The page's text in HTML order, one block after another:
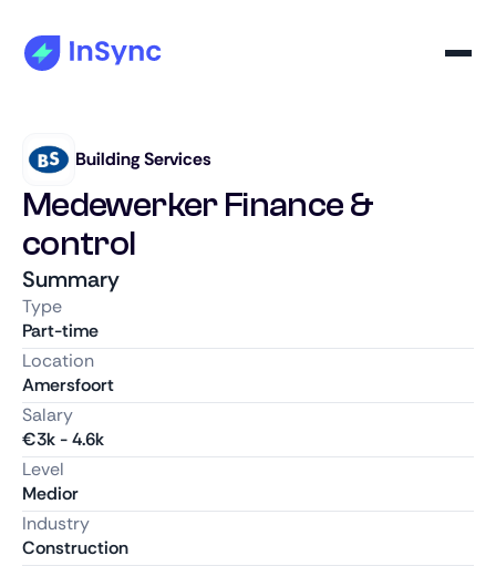
Building Services
Medewerker Finance &
control
Summary
Type
Part-time
Location
Amersfoort
Salary
€3k-4.6k
Level
Medior
Industry
Construction